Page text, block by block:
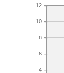
4
6
8
10
12